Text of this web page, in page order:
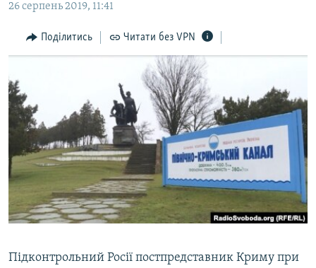
Перейти
пошуку
ПОГЛЯД
ІНТЕРВ'Ю
СПЕЦПРОЕКТИ
ДЕПОРТАЦІЯ
ВІДЕОУРОКИ «ELIFBE»
СВІДЧЕННЯ ОКУПАЦІЇ
УКРАЇНСЬКА ПРОБЛЕМА КРИМУ
ІНФОГРАФІКА
ЯК ОБІЙТИ БЛОКУВАННЯ
Русский
Qırımtatar
ДОЛУЧАЙСЯ!
26 серпень 2019, 11:41
Поділитись Читати без VPN
Підконтрольний Росії постпредставник Криму при